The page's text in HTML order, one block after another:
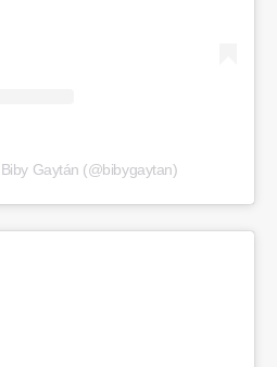
Gaytán (@bibygaytan)